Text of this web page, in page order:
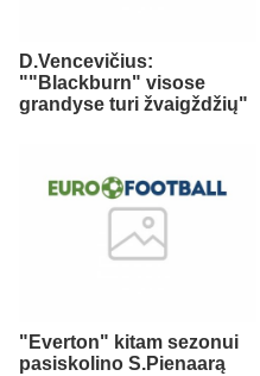
D.Vencevičius:
""Blackburn" visose
grandyse turi žvaigždžių"
"Everton" kitam sezonui
pasiskolino S.Pienaarą